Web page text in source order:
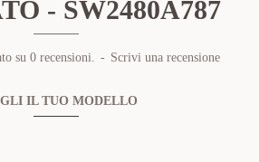
- SW2480A787
su 0 recensioni. - Scrivi una recensione
IL TUO MODELLO